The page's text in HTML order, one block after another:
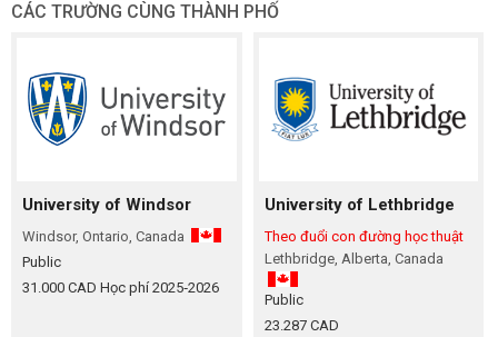
CÁC TRƯỜNG CÙNG THÀNH PHỐ
University of Windsor
Windsor, Ontario, Canada
Public
31.000 CAD Học phí 2025‑2026
University of Lethbridge
Theo đuổi con đường học thuật
Lethbridge, Alberta, Canada
Public
23.287 CAD